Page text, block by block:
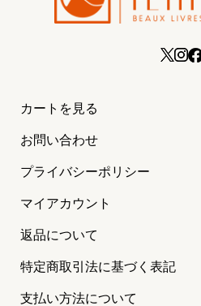
カートを見る
お問い合わせ
プライバシーポリシー
マイアカウント
返品について
特定商取引法に基づく表記
支払い方法について